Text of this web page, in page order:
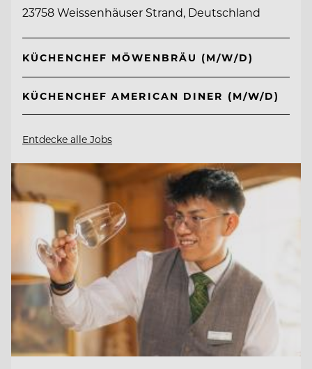
23758 Weissenhäuser Strand, Deutschland
KÜCHENCHEF MÖWENBRÄU (M/W/D)
KÜCHENCHEF AMERICAN DINER (M/W/D)
Entdecke alle Jobs